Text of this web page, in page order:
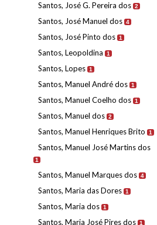
Santos, José G. Pereira dos 2
Santos, José Manuel dos 4
Santos, José Pinto dos 1
Santos, Leopoldina 1
Santos, Lopes 1
Santos, Manuel André dos 1
Santos, Manuel Coelho dos 1
Santos, Manuel dos 2
Santos, Manuel Henriques Brito 1
Santos, Manuel José Martins dos
1
Santos, Manuel Marques dos 4
Santos, Maria das Dores 1
Santos, Maria dos 1
Santos, Maria José Pires dos 1